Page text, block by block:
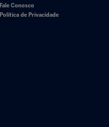
Fale Conosco
Política de Privacidade